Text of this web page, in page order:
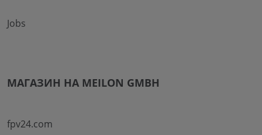
Jobs
МАГАЗИН НА MEILON GMBH
fpv24.com